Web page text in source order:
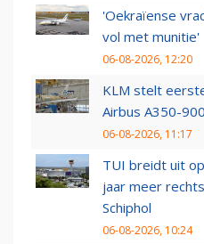
'Oekraïense
vol met munitie'
06-08-2026, 12:20
KLM stelt
Airbus A350-
06-08-2026, 11:17
TUI breidt uit
jaar meer
Schiphol
06-08-2026, 10:24